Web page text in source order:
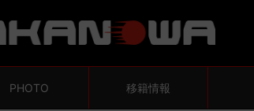
PHOTO 移籍情報